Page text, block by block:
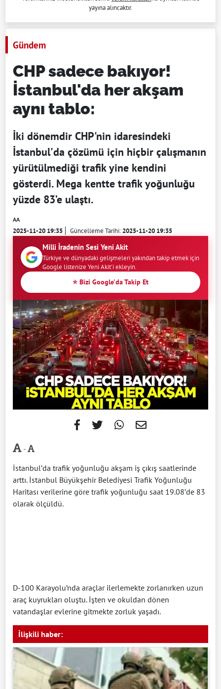
yayına alıncaktır.
Gündem
CHP sadece bakıyor!
İstanbul'da her akşam
aynı tablo:
İki dönemdir CHP'nin idaresindeki
İstanbul'da çözümü için hiçbir çalışmanın
yürütülmediği trafik yine kendini
gösterdi. Mega kentte trafik yoğunluğu
yüzde 83’e ulaştı.
AA
2025-11-20 19:35 Güncelleme Tarihi:2025-11-20 19:35
Milli İradenin Sesi Yeni Akit
Türkiye ve dünyadaki gelişmeleri yakından takip etmek için
Google listenize Yeni Akit'i ekleyin.
⭐ Bizi Google'da Takip Et
-
İstanbul’da trafik yoğunluğu akşam iş çıkış saatlerinde
arttı. İstanbul Büyükşehir Belediyesi Trafik Yoğunluğu
Haritası verilerine göre trafik yoğunluğu saat 19.08’de 83
olarak ölçüldü.
D-100 Karayolu’nda araçlar ilerlemekte zorlanırken uzun
araç kuyrukları oluştu. İşten ve okuldan dönen
vatandaşlar evlerine gitmekte zorluk yaşadı.
İlişkili haber: